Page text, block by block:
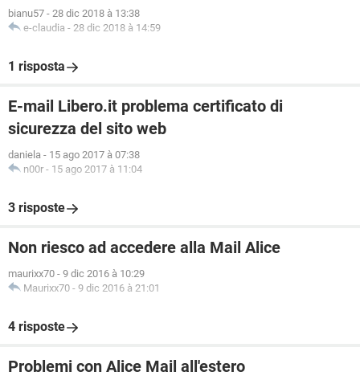
bianu57 - 28 dic 2018 à 13:38
e-claudia - 28 dic 2018 à 14:59
1 risposta
E-mail Libero.it problema certificato di
sicurezza del sito web
daniela - 15 ago 2017 à 07:38
n00r - 15 ago 2017 à 11:04
3 risposte
Non riesco ad accedere alla Mail Alice
maurixx70 - 9 dic 2016 à 10:29
Maurixx70 - 9 dic 2016 à 21:01
4 risposte
Problemi con Alice Mail all'estero